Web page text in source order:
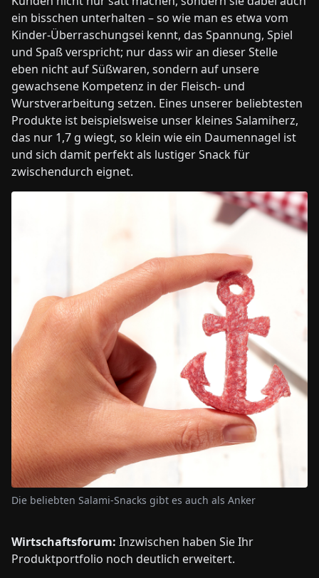
ein bisschen unterhalten – so wie man es etwa vom
Kinder-Überraschungsei kennt, das Spannung, Spiel
und Spaß verspricht; nur dass wir an dieser Stelle
eben nicht auf Süßwaren, sondern auf unsere
gewachsene Kompetenz in der Fleisch- und
Wurstverarbeitung setzen. Eines unserer beliebtesten
Produkte ist beispielsweise unser kleines Salamiherz,
das nur 1,7 g wiegt, so klein wie ein Daumennagel ist
und sich damit perfekt als lustiger Snack für
zwischendurch eignet.
Wirtschaftsforum: Inzwischen haben Sie Ihr
Produktportfolio noch deutlich erweitert.
Die beliebten Salami-Snacks gibt es auch als Anker